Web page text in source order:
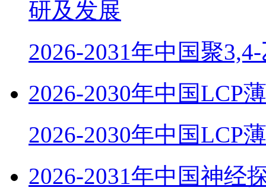
研及发展
2026-2031年中国聚
2026-2030年中国LCP
2026-2030年中国LCP
2026-2031年中国神经